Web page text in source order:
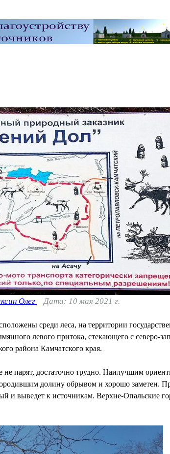
Олег Дата: 10 мая 2021 г.
среди леса, на территории
левого притока, стекающего с северо-
района Камчатского края.
парят, достаточно трудно. Наилучшим
долину обрывом и хорошо заметен.
и выведет к источникам. Верхне-Опальские